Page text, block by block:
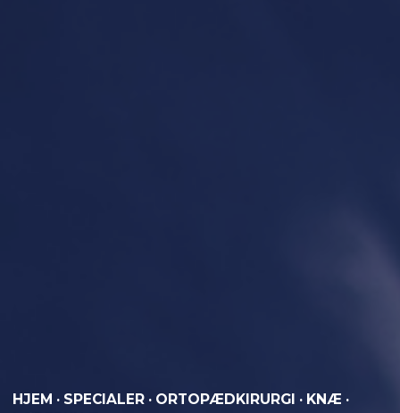
HJEM · SPECIALER · ORTOPÆDKIRURGI · KNÆ ·